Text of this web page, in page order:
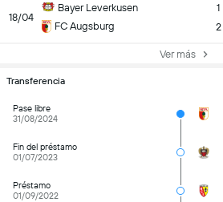
18/04
Bayer Leverkusen
FC Augsburg
1
2
Ver más
Transferencia
Pase libre
31/08/2024
Fin del préstamo
01/07/2023
Préstamo
01/09/2022